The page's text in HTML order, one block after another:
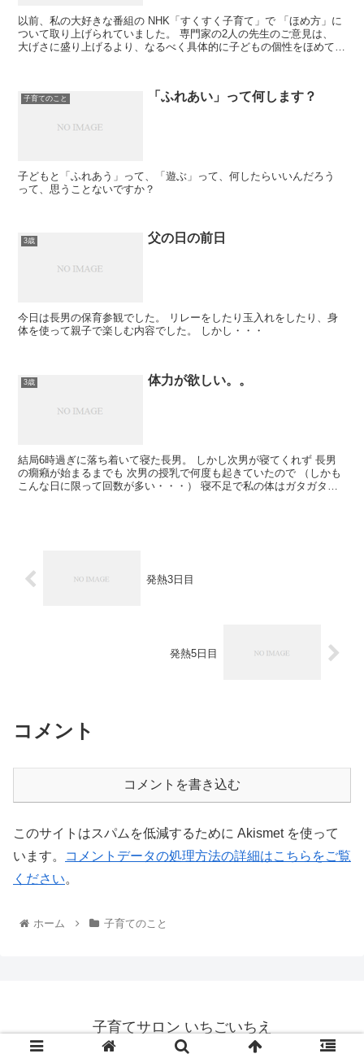
以前、私の大好きな番組の NHK「すくすく子育て」で 「ほめ方」に
ついて取り上げられていました。 専門家の2人の先生のご意見は、
大げさに盛り上げるより、なるべく具体的に子どもの個性をほめて
子育てのこと 「ふれあい」って何します？
子どもと「ふれあう」って、「遊ぶ」って、何したらいいんだろう
って、思うことないですか？
3歳 父の日の前日
今日は長男の保育参観でした。 リレーをしたり玉入れをしたり、身
体を使って親子で楽しむ内容でした。 しかし・・・
3歳 体力が欲しい。。
結局6時過ぎに落ち着いて寝た長男。 しかし次男が寝てくれず 長男
の癇癪が始まるまでも 次男の授乳で何度も起きていたので （しかも
こんな日に限って回数が多い・・・） 寝不足で私の体はガタガタで
発熱3日目
発熱5日目
コメント
コメントを書き込む
このサイトはスパムを低減するために Akismet を使って
います。
コメントデータの処理方法の詳細はこちらをご覧
ください。
ホーム 子育てのこと
子育てサロン いちごいちえ
© 2012 子育てサロン いちごいちえ.